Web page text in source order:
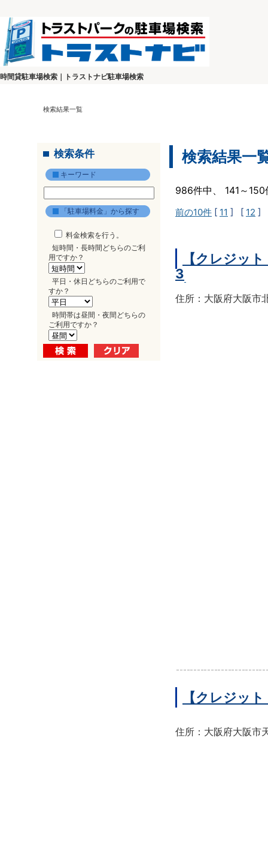
時間貸駐車場検索｜トラストナビ駐車場検索
検索結果一覧
検索条件
キーワード
「駐車場料金」から探す
料金検索を行う。
短時間・長時間どちらのご利
用ですか？
平日・休日どちらのご利用で
すか？
時間帯は昼間・夜間どちらの
ご利用ですか？
検索結果一
986件中、 141～
前の10件 [ 11 ] [ 12 ]
【クレジッ
3
住所：大阪府大阪市
【クレジッ
住所：大阪府大阪市